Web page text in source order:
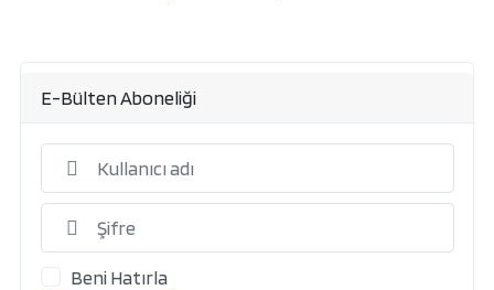
E-Bülten Aboneliği
Beni Hatırla